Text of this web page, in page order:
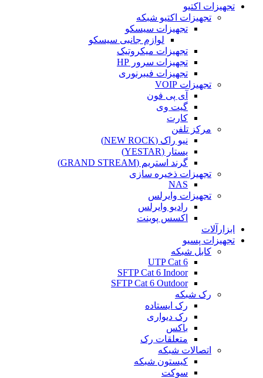
تجهیزات اکتیو
تجهیزات اکتیو شبکه
تجهیزات سیسکو
لوازم جانبی سیسکو
تجهیزات میکروتیک
تجهیزات سرور HP
تجهیزات فیبرنوری
تجهیزات VOIP
آی پی فون
گیت وی
کارت
مرکز تلفن
نیو راک (NEW ROCK)
یستار (YESTAR)
گرند استریم (GRAND STREAM)
تجهیزات ذخیره سازی
NAS
تجهیزات وایرلس
رادیو وایرلس
اکسس پوینت
ابزارآلات
تجهیزات پسیو
کابل شبکه
UTP Cat 6
SFTP Cat 6 Indoor
SFTP Cat 6 Outdoor
رک شبکه
رک ایستاده
رک دیواری
باکس
متعلقات رک
اتصالات شبکه
کیستون شبکه
سوکت